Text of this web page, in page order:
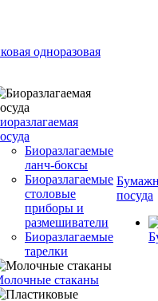
одноразовая
Биоразлагаемые
ланч-боксы
Биоразлагаемые
столовые
приборы и
размешиватели
Биоразлагаемые
тарелки
стаканы
посуда